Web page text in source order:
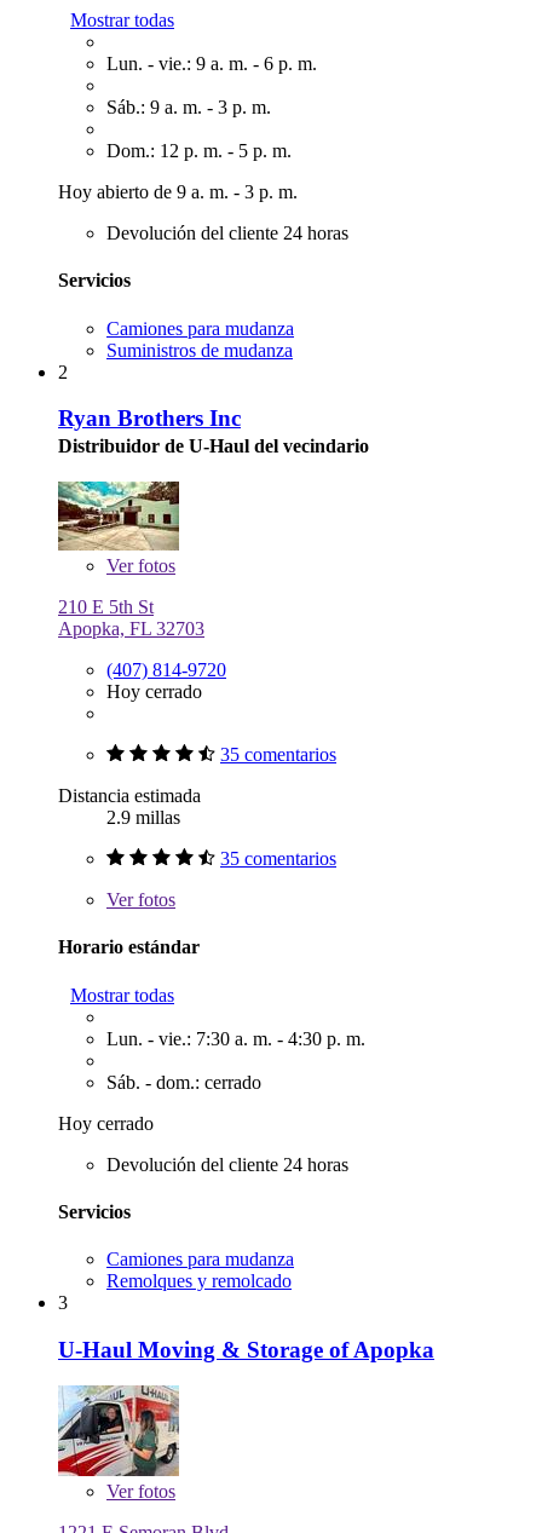
Mostrar todas
Lun. - vie.: 9 a. m. - 6 p. m.
Sáb.: 9 a. m. - 3 p. m.
Dom.: 12 p. m. - 5 p. m.
Hoy abierto de 9 a. m. - 3 p. m.
Devolución del cliente 24 horas
Servicios
Camiones para mudanza
Suministros de mudanza
2
Ryan Brothers Inc
Distribuidor de U-Haul del vecindario
Verfotos
210 E 5th St
Apopka, FL 32703
(407) 814-9720
Hoy cerrado
35 comentarios
Distancia estimada
2.9 millas
35 comentarios
Verfotos
Horario estándar
Mostrar todas
Lun. - vie.: 7:30 a. m. - 4:30 p. m.
Sáb. - dom.: cerrado
Hoy cerrado
Devolución del cliente 24 horas
Servicios
Camiones para mudanza
Remolques y remolcado
3
U-Haul Moving & Storage of Apopka
Verfotos